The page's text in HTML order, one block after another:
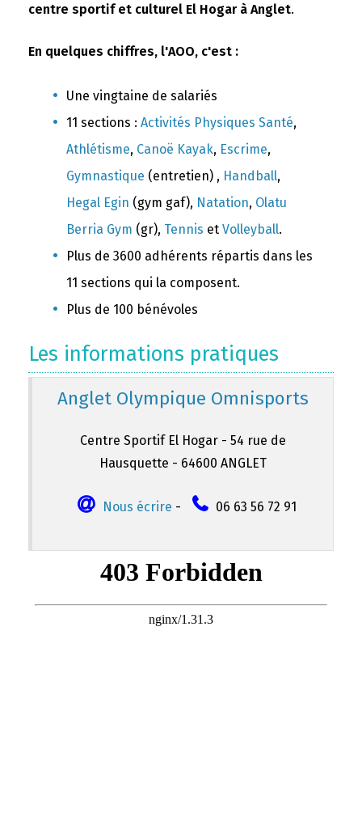
centre sportif et culturel El Hogar à Anglet.
En quelques chiffres, l'AOO, c'est :
Une vingtaine de salariés
11 sections : Activités Physiques Santé,
Athlétisme, Canoë Kayak, Escrime,
Gymnastique (entretien) , Handball,
Hegal Egin (gym gaf), Natation, Olatu
Berria Gym (gr), Tennis et Volleyball.
Plus de 3600 adhérents répartis dans les
11 sections qui la composent.
Plus de 100 bénévoles
Les informations pratiques
Anglet Olympique Omnisports
Centre Sportif El Hogar - 54 rue de
Hausquette - 64600 ANGLET
Nous écrire - 06 63 56 72 91